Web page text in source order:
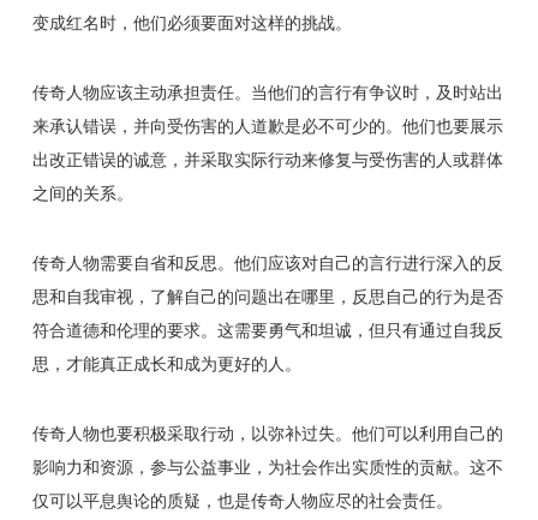
变成红名时，他们必须要面对这样的挑战。
传奇人物应该主动承担责任。当他们的言行有争议时，及时站出
来承认错误，并向受伤害的人道歉是必不可少的。他们也要展示
出改正错误的诚意，并采取实际行动来修复与受伤害的人或群体
之间的关系。
传奇人物需要自省和反思。他们应该对自己的言行进行深入的反
思和自我审视，了解自己的问题出在哪里，反思自己的行为是否
符合道德和伦理的要求。这需要勇气和坦诚，但只有通过自我反
思，才能真正成长和成为更好的人。
传奇人物也要积极采取行动，以弥补过失。他们可以利用自己的
影响力和资源，参与公益事业，为社会作出实质性的贡献。这不
仅可以平息舆论的质疑，也是传奇人物应尽的社会责任。